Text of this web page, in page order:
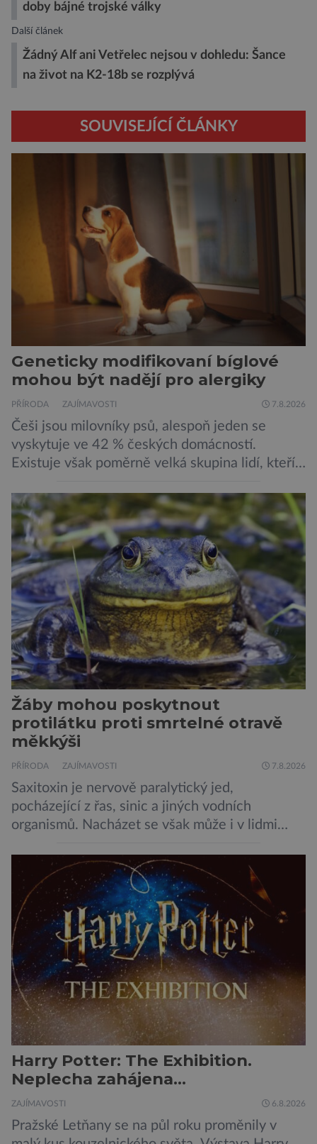
doby bájné trojské války
Další článek
Žádný Alf ani Vetřelec nejsou v dohledu: Šance
na život na K2-18b se rozplývá
SOUVISEJÍCÍ ČLÁNKY
Geneticky modifikovaní bíglové
mohou být nadějí pro alergiky
PŘÍRODA ZAJÍMAVOSTI 7.8.2026
Češi jsou milovníky psů, alespoň jeden se
vyskytuje ve 42 % českých domácností.
Existuje však poměrně velká skupina lidí, kteří
jsou alergičtí. Jejich imunitní systém
přecitlivěle reaguje na proteiny obsažené v
psích slinách, potu, moči a šupinkách kůže,
zachycených v srsti. Vědci nyní geneticky
upravili psy, aby […]
Žáby mohou poskytnout
protilátku proti smrtelné otravě
měkkýši
PŘÍRODA ZAJÍMAVOSTI 7.8.2026
Saxitoxin je nervově paralytický jed,
pocházející z řas, sinic a jiných vodních
organismů. Nacházet se však může i v lidmi
slávky. K příznakům otravy patří paralýza
dýchacích cest, dojít však může až k udušení.
Dosud proti tomuto jedu neexistovala
protilátka, nyní ji zřejmě vědci objevili, ovšem
její zdroj je […]
Harry Potter: The Exhibition.
Neplecha zahájena…
ZAJÍMAVOSTI 6.8.2026
Pražské Letňany se na půl roku proměnily v